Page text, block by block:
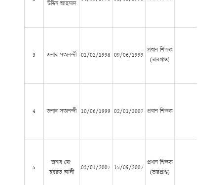
উদ্দিন আহম্মদ
3 জনাব সত্যনন্দী 01/02/1998 09/06/1999
প্রধান শিক্ষক
(ভারপ্রাপ্ত)
4 জনাব সত্যনন্দী 10/06/1999 02/01/2007 প্রধান শিক্ষক
5
জনাব মো:
হযরত আলী
03/01/2007 15/09/2007
প্রধান শিক্ষক
(ভারপ্রাপ্ত)